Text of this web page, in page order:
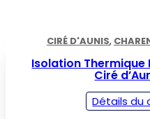
CIRÉ D'AUNIS,
Isolation Thermique
Ciré
Détails du